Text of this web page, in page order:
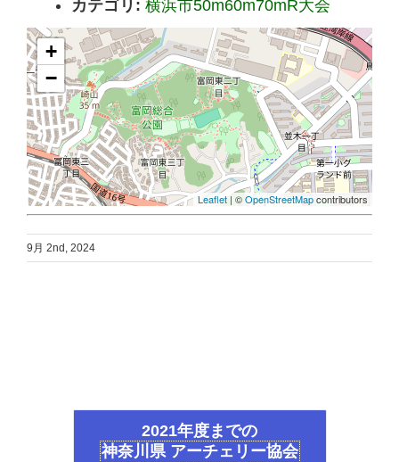
カテゴリ: 横浜市50m60m70mR大会
+
−
Leaflet | ©OpenStreetMapcontributors
9月 2nd, 2024
2021年度までの
神奈川県 アーチェリー協会